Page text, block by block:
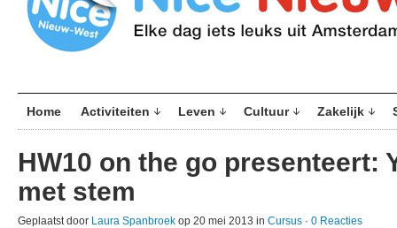
Home Activiteiten Leven Cultuur Zakelijk
HW10 on the go presenteert:
met stem
Geplaatst door Laura Spanbroek op 20 mei 2013 in Cursus · 0 Reacties